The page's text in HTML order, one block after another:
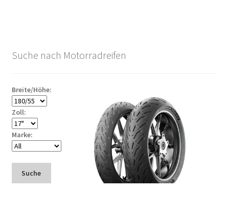
Suche nach Motorradreifen
Breite/Höhe:
Zoll:
Marke:
Suche